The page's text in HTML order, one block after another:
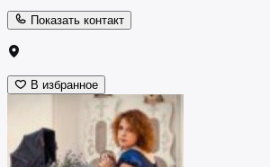
Показать контакт
В избранное